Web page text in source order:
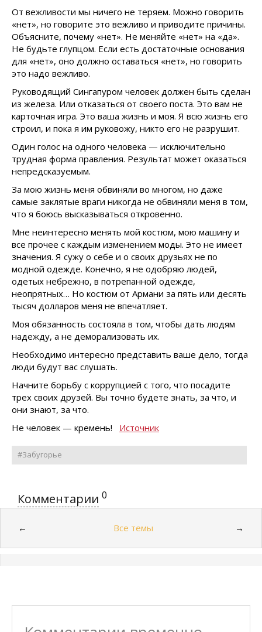
От вежливости мы ничего не теряем. Можно говорить
«нет», но говорите это вежливо и приводите причины.
Объясните, почему «нет». Не меняйте «нет» на «да».
Не будьте глупцом. Если есть достаточные основания
для «нет», оно должно оставаться «нет», но говорить
это надо вежливо.
Руководящий Сингапуром человек должен быть сделан
из железа. Или отказаться от своего поста. Это вам не
карточная игра. Это ваша жизнь и моя. Я всю жизнь его
строил, и пока я им руковожу, никто его не разрушит.
Один голос на одного человека — исключительно
трудная форма правления. Результат может оказаться
непредсказуемым.
За мою жизнь меня обвиняли во многом, но даже
самые заклятые враги никогда не обвиняли меня в том,
что я боюсь высказываться откровенно.
Мне неинтересно менять мой костюм, мою машину и
все прочее с каждым изменением моды. Это не имеет
значения. Я сужу о себе и о своих друзьях не по
модной одежде. Конечно, я не одобряю людей,
одетых небрежно, в потрепанной одежде,
неопрятных… Но костюм от Армани за пять или десять
тысяч долларов меня не впечатляет.
Моя обязанность состояла в том, чтобы дать людям
надежду, а не деморализовать их.
Необходимо интересно представить ваше дело, тогда
люди будут вас слушать.
Начните борьбу с коррупцией с того, что посадите
трех своих друзей. Вы точно будете знать, за что, и
они знают, за что.
Не человек — кремень!
Источник
#Забугорье
Комментарии 0
← Все темы →